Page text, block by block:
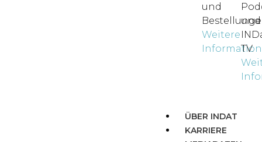
und
Weitere
und
TV.
ÜBER INDAT
KARRIERE